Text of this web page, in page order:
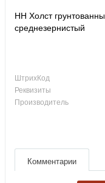
НН Холст
среднезернистый
ШтрихКод
Реквизиты
Производитель
Комментарии